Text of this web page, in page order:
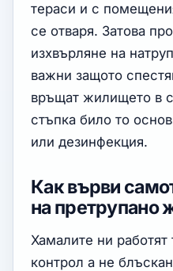
тераси и с
се отваря. Затова
изхвърляне на
важни защото
връщат жилището в
стъпка било то
или дезинфекция.
Как върви
на претрупано
Хамалите ни работят
контрол а не